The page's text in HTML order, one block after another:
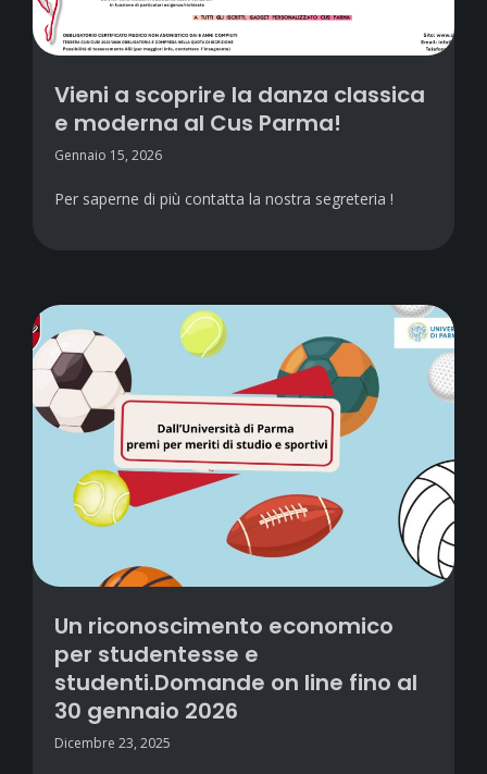
Vieni a scoprire la danza classica
e moderna al Cus Parma!
Gennaio 15, 2026
Per saperne di più contatta la nostra segreteria !
Un riconoscimento economico
per studentesse e
studenti.Domande on line fino al
30 gennaio 2026
Dicembre 23, 2025